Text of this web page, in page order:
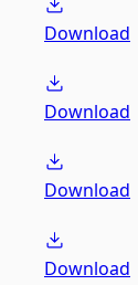
Download
Download
Download
Download